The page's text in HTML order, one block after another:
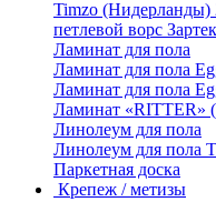
Timzo (Нидерланды)
петлевой ворс
Ламинат для пола
Ламинат для пола
Ламинат для пола
Ламинат «RITTER»
Линолеум для пола
Линолеум для пола
Паркетная доска
Крепеж / метизы